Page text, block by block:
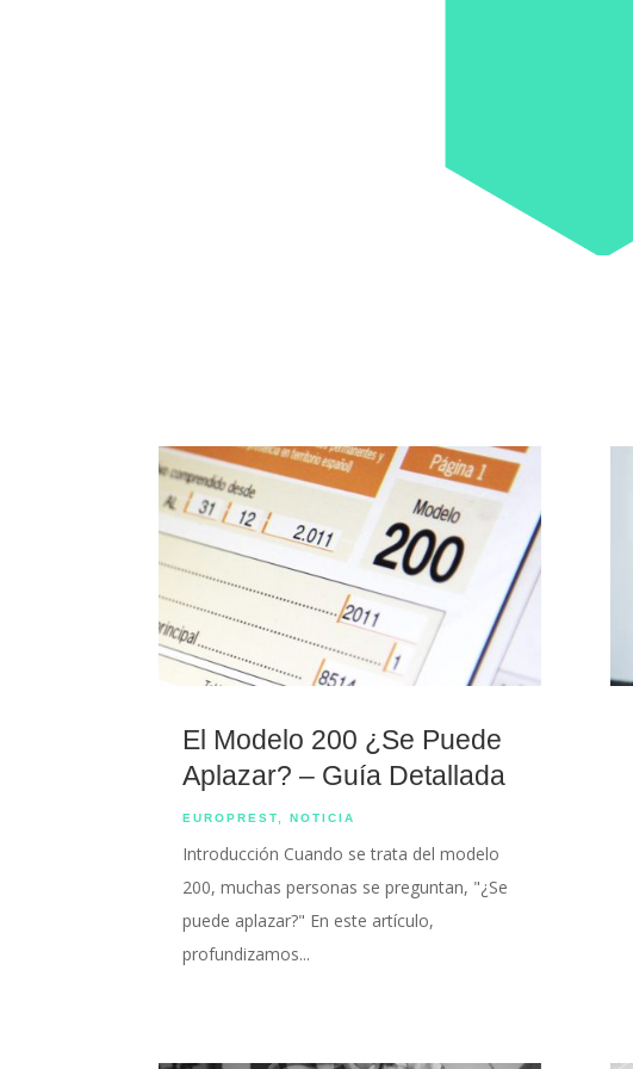
El Modelo 200 ¿Se Puede
Aplazar? – Guía Detallada
EUROPREST ,NOTICIA
Introducción Cuando se trata del modelo
200, muchas personas se preguntan, "¿Se
puede aplazar?" En este artículo,
profundizamos...